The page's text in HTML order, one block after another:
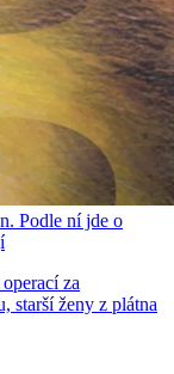
Podle ní jde o
za
starší ženy z plátna